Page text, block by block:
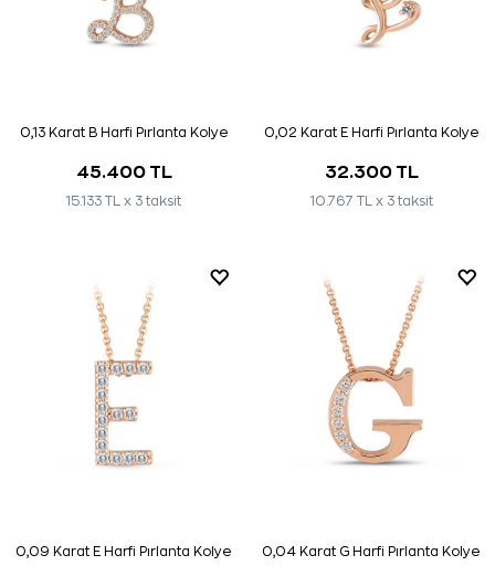
0,13 Karat B Harfi Pırlanta Kolye
45.400 TL
15.133 TL x 3 taksit
0,02 Karat E Harfi Pırlanta Kolye
32.300 TL
10.767 TL x 3 taksit
0,09 Karat E Harfi Pırlanta Kolye 0,04 Karat G Harfi Pırlanta Kolye